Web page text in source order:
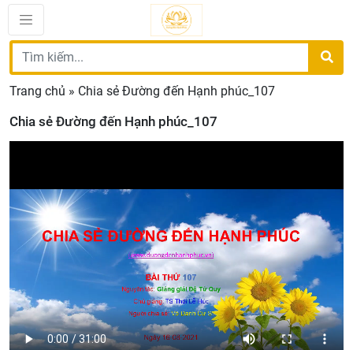
Trang chủ » Chia sẻ Đường đến Hạnh phúc_107
Chia sẻ Đường đến Hạnh phúc_107